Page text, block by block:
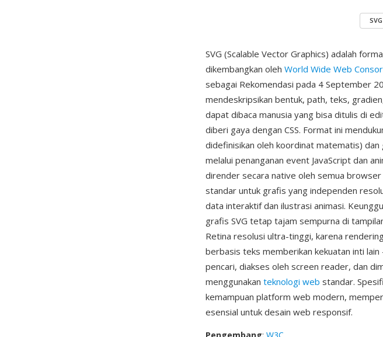
SVG
SVG (Scalable Vector Graphics) adalah
dikembangkan oleh World Wide Web
sebagai Rekomendasi pada 4 September
mendeskripsikan bentuk, path, teks,
dapat dibaca manusia yang bisa ditulis di
diberi gaya dengan CSS. Format ini
didefinisikan oleh koordinat matematis)
melalui penanganan event JavaScript dan
dirender secara native oleh semua
standar untuk grafis yang independen
data interaktif dan ilustrasi animasi.
grafis SVG tetap tajam sempurna di
Retina resolusi ultra-tinggi, karena
berbasis teks memberikan kekuatan inti
pencari, diakses oleh screen reader, dan
menggunakan teknologi web standar.
kemampuan platform web modern,
esensial untuk desain web responsif.